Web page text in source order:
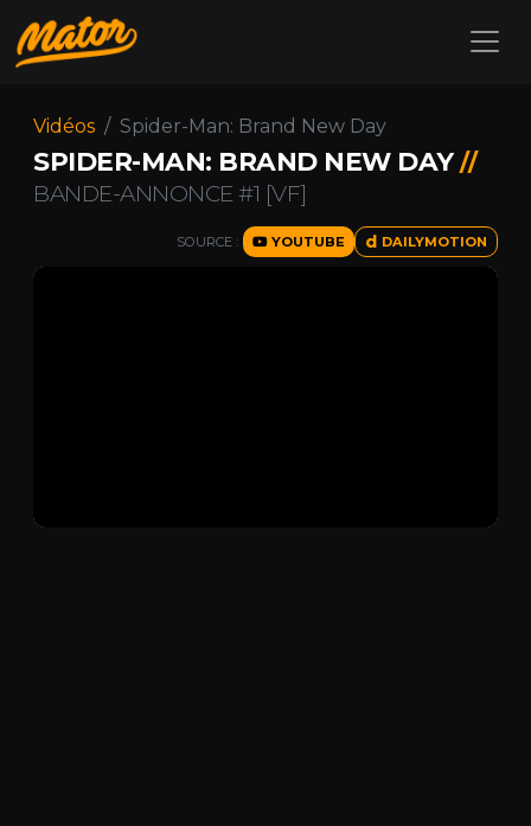
Vidéos Spider-Man: Brand New Day
SPIDER-MAN: BRAND NEW DAY //
BANDE-ANNONCE #1 [VF]
SOURCE : YOUTUBE DAILYMOTION